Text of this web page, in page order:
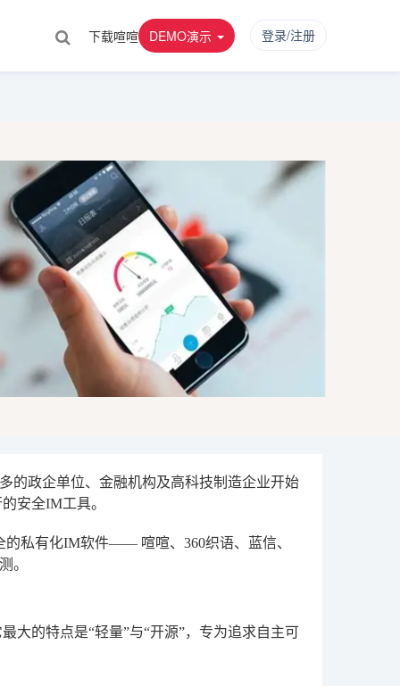
下载喧喧 DEMO演示 登录/注册
的政企单位、金融机构及高科技制造企业开始
的安全IM工具。
的私有化IM软件—— 喧喧、360织语、蓝信、
。
大的特点是“轻量”与“开源”，专为追求自主可